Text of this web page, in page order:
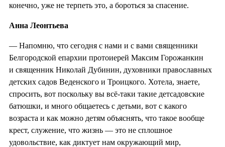
конечно, уже не терпеть это, а бороться за спасение.
Анна Леонтьева
— Напомню, что сегодня с нами и с вами священники
Белгородской епархии протоиерей Максим Горожанкин
и священник Николай Дубинин, духовники православных
детских садов Веденского и Троицкого. Хотела, знаете,
спросить, вот поскольку вы всё-таки такие детсадовские
батюшки, и много общаетесь с детьми, вот с какого
возраста и как можно детям объяснять, что такое вообще
крест, служение, что жизнь — это не сплошное
удовольствие, как диктует нам окружающий мир,